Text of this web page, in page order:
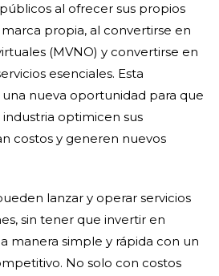
al ofrecer sus propios
propia, al convertirse en
(MVNO) y convertirse en
esenciales. Esta
nueva oportunidad para que
optimicen sus
costos y generen nuevos
lanzar y operar servicios
sin tener que invertir en
manera simple y rápida con un
No solo con costos